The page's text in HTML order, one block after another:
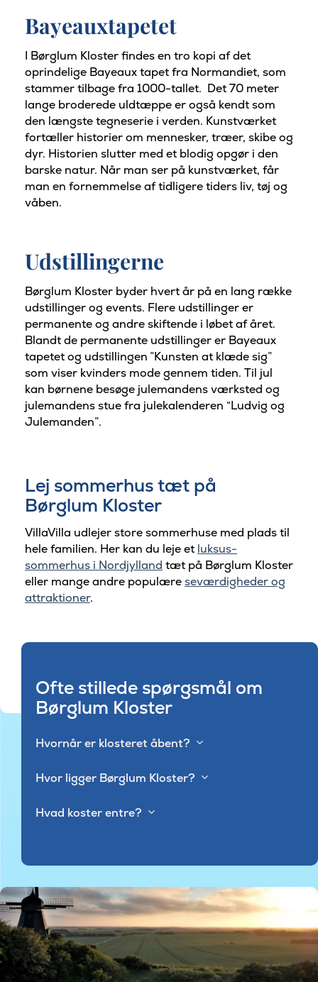
Bayeauxtapetet
I Børglum Kloster findes en tro kopi af det
oprindelige Bayeaux tapet fra Normandiet, som
stammer tilbage fra 1000-tallet. Det 70 meter
lange broderede uldtæppe er også kendt som
den længste tegneserie i verden. Kunstværket
fortæller historier om mennesker, træer, skibe og
dyr. Historien slutter med et blodig opgør i den
barske natur. Når man ser på kunstværket, får
man en fornemmelse af tidligere tiders liv, tøj og
våben.
Udstillingerne
Børglum Kloster byder hvert år på en lang række
udstillinger og events. Flere udstillinger er
permanente og andre skiftende i løbet af året.
Blandt de permanente udstillinger er Bayeaux
tapetet og udstillingen ”Kunsten at klæde sig”
som viser kvinders mode gennem tiden. Til jul
kan børnene besøge julemandens værksted og
julemandens stue fra julekalenderen “Ludvig og
Julemanden”.
Lej sommerhus tæt på
Børglum Kloster
VillaVilla udlejer store sommerhuse med plads til
hele familien. Her kan du leje et luksus-
sommerhus i Nordjylland tæt på Børglum Kloster
eller mange andre populæreseværdigheder og
attraktioner.
Ofte stillede spørgsmål om
Børglum Kloster
Hvornår er klosteret åbent?
Hvor ligger Børglum Kloster?
Hvad koster entre?